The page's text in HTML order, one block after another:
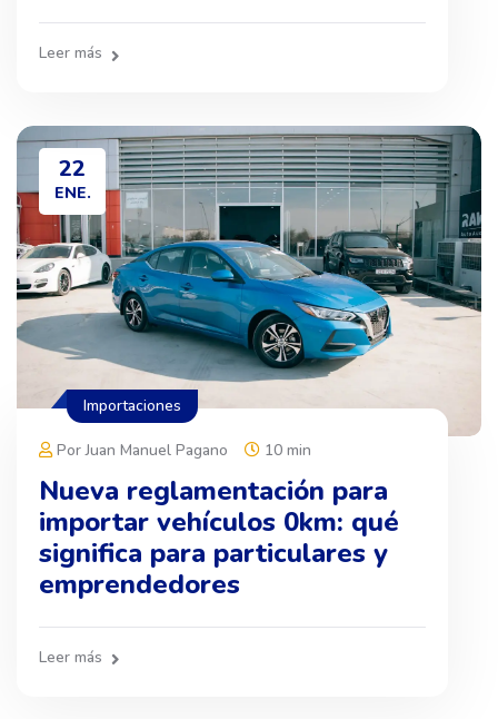
Leer más
22
ENE.
Por Juan Manuel Pagano 10 min
Nueva reglamentación para
importar vehículos 0km: qué
significa para particulares y
emprendedores
Leer más
Importaciones